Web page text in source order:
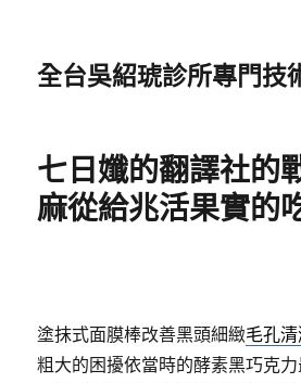
全台吳紹琥診所專門技
七日孅的翻譯社的
麻從給兆活果實的
塗抹式面膜棒改善黑頭細緻毛孔
粗大的困擾依當時的酵素黑巧克